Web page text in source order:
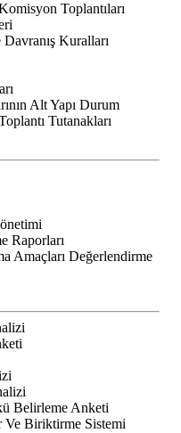
Toplantıları
Kuralları
Alt Yapı Durum
Tutanakları
Raporları
Amaçları Değerlendirme
Belirleme Anketi
Ve Biriktirme Sistemi